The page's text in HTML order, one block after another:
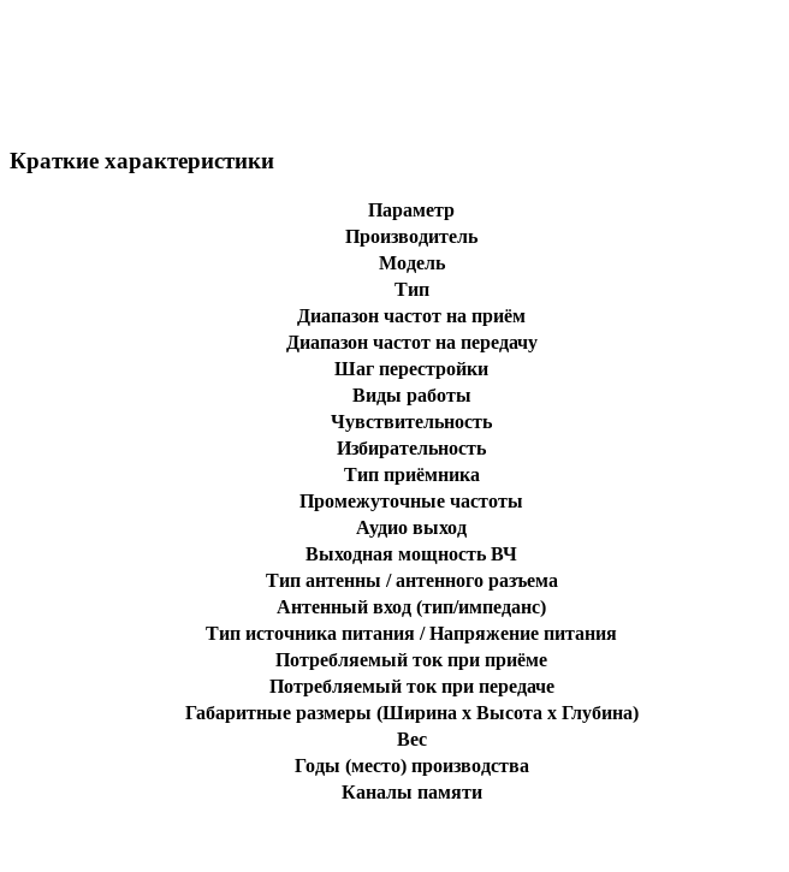
Краткие характеристики
Параметр
Производитель
Модель
Тип
Диапазон частот на приём
Диапазон частот на передачу
Шаг перестройки
Виды работы
Чувствительность
Избирательность
Тип приёмника
Промежуточные частоты
Аудио выход
Выходная мощность ВЧ
Тип антенны / антенного разъема
Антенный вход (тип/импеданс)
Тип источника питания / Напряжение питания
Потребляемый ток при приёме
Потребляемый ток при передаче
Габаритные размеры (Ширина x Высота x Глубина)
Вес
Годы (место) производства
Каналы памяти